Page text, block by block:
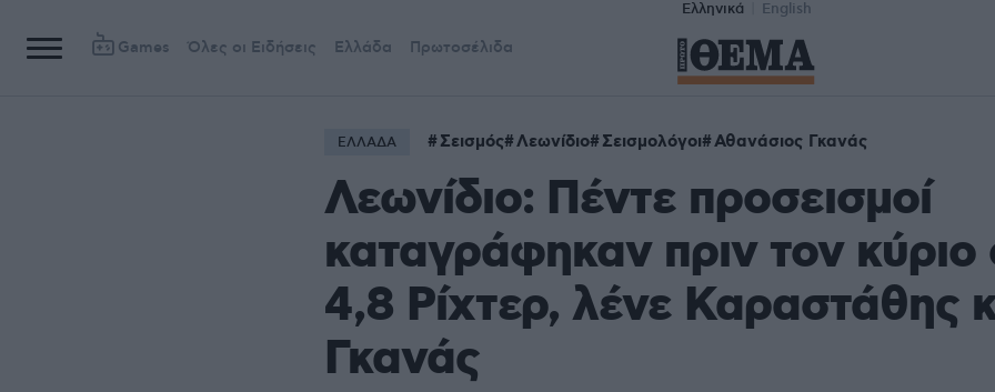
Ελληνικά English
Games Όλες οι Ειδήσεις Ελλάδα Πρωτοσέλιδα
ΕΛΛΑΔΑ Σεισμός Λεωνίδιο Σεισμολόγοι Αθανάσιος Γκανάς
Λεωνίδιο: Πέντε προσεισμοί
καταγράφηκαν πριν τον κύριο
4,8 Ρίχτερ, λένε Καραστάθης
Γκανάς